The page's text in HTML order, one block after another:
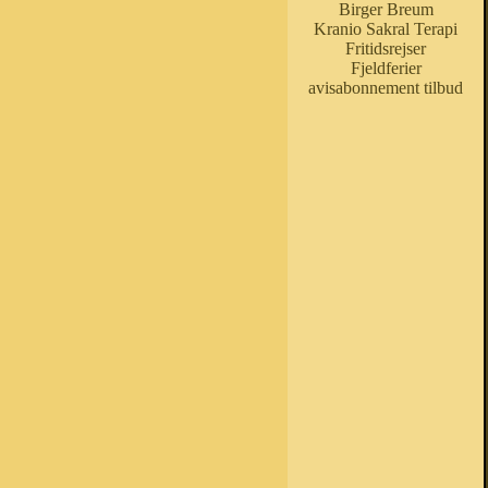
Birger Breum
Kranio Sakral Terapi
Fritidsrejser
Fjeldferier
avisabonnement tilbud